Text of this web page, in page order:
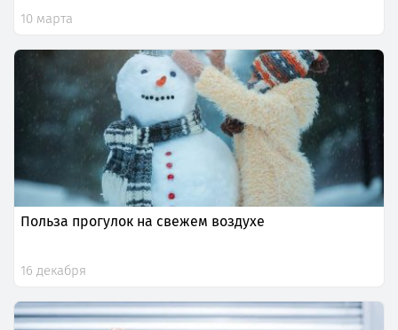
10 марта
Польза прогулок на свежем воздухе
16 декабря